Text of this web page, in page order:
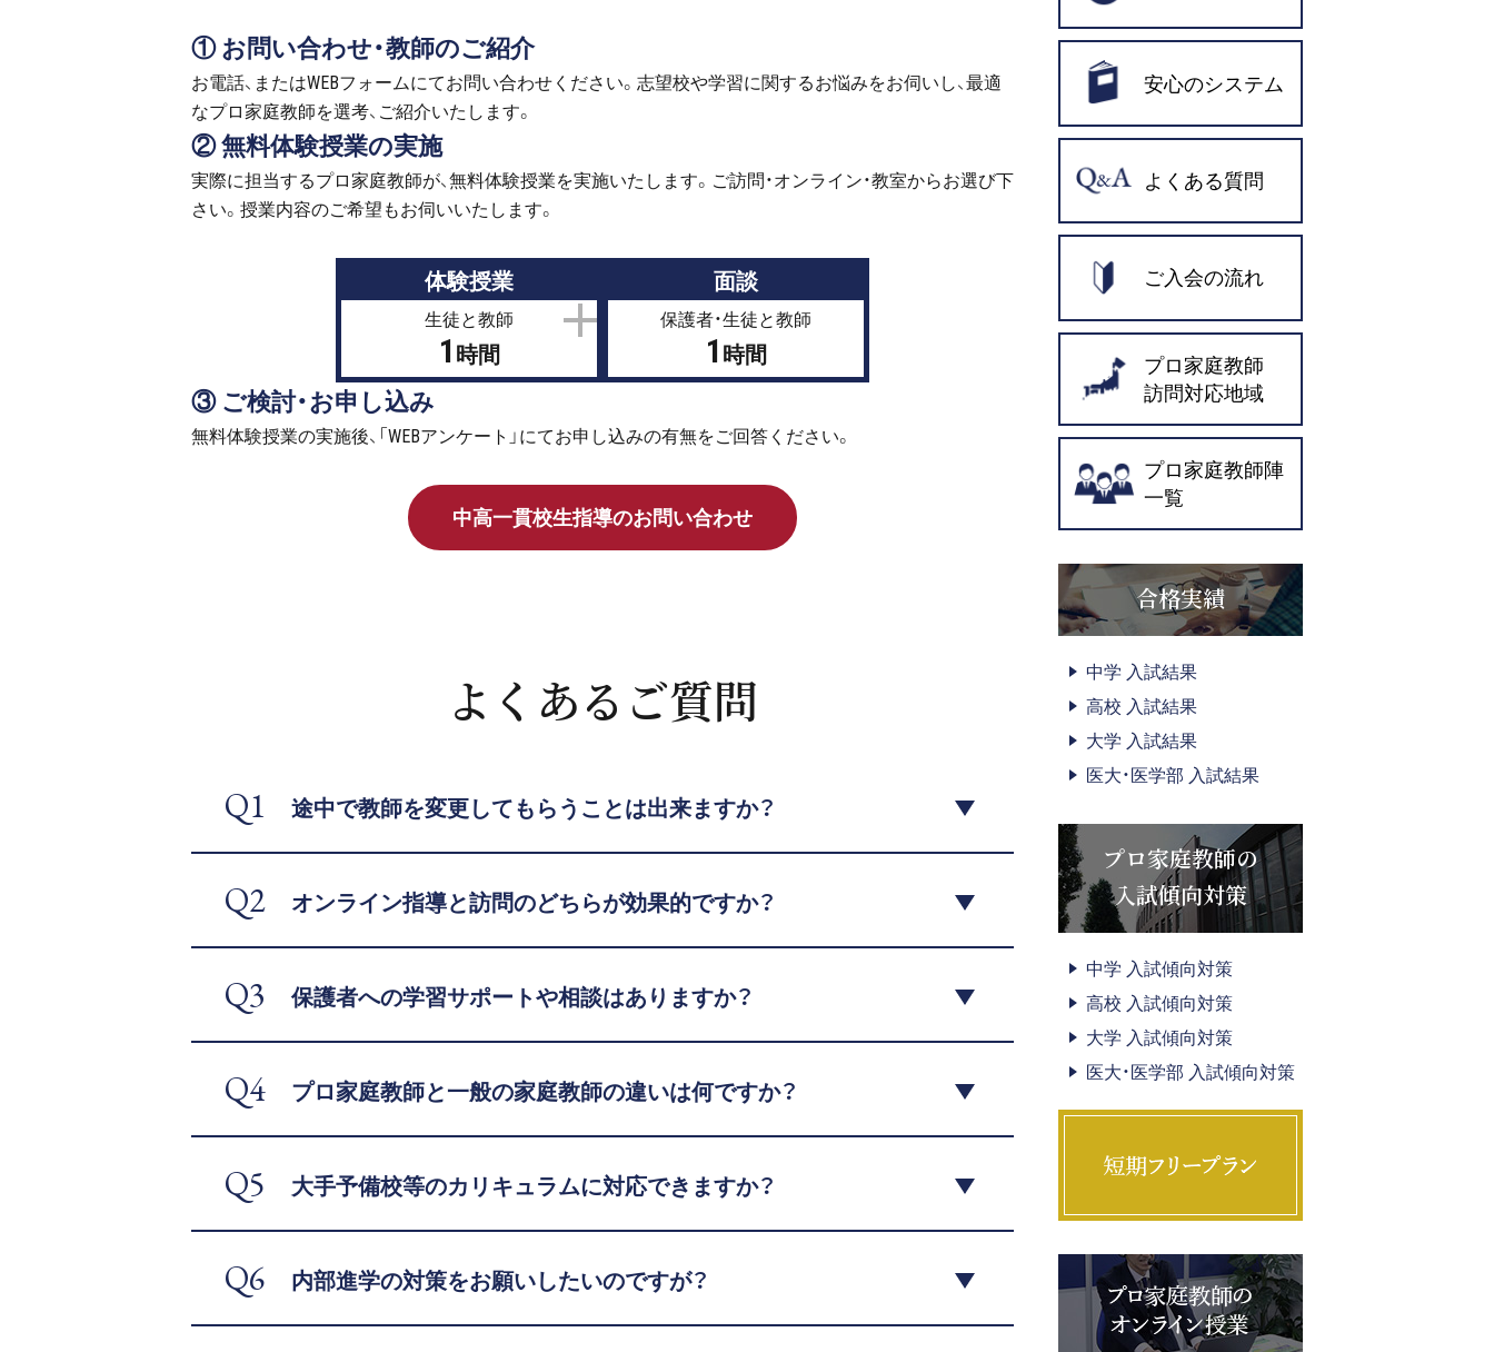
① お問い合わせ・教師のご紹介
お電話、またはWEBフォームにてお問い合わせください。志望校や学習に関するお悩みをお伺いし、最適
なプロ家庭教師を選考、ご紹介いたします。
② 無料体験授業の実施
実際に担当するプロ家庭教師が、無料体験授業を実施いたします。ご訪問・オンライン・教室からお選び下
さい。授業内容のご希望もお伺いいたします。
体験授業
生徒と教師
1 時間
面談
保護者・生徒と教師
1 時間
③ ご検討・お申し込み
無料体験授業の実施後、「WEBアンケート」にてお申し込みの有無をご回答ください。
中高一貫校生指導のお問い合わせ
よくあるご質問
Q1 途中で教師を変更してもらうことは出来ますか？
Q2 オンライン指導と訪問のどちらが効果的ですか？
Q3 保護者への学習サポートや相談はありますか？
Q4 プロ家庭教師と一般の家庭教師の違いは何ですか？
Q5 大手予備校等のカリキュラムに対応できますか？
Q6 内部進学の対策をお願いしたいのですが？
安心のシステム
よくある質問
ご入会の流れ
プロ家庭教師
訪問対応地域
プロ家庭教師陣
一覧
合格実績
中学 入試結果
高校 入試結果
大学 入試結果
医大・医学部 入試結果
プロ家庭教師の
入試傾向対策
中学 入試傾向対策
高校 入試傾向対策
大学 入試傾向対策
医大・医学部 入試傾向対策